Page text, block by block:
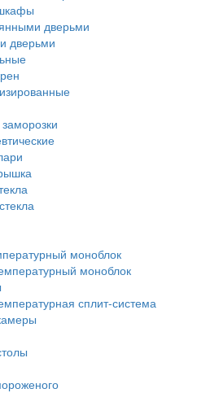
дверьми
дверьми
моноблок
моноблок
сплит-система